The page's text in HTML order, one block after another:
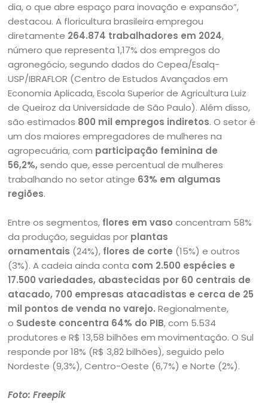
dia, o que abre espaço para inovação e expansão”,
destacou. A floricultura brasileira empregou
diretamente 264.874 trabalhadores em 2024,
número que representa 1,17% dos empregos do
agronegócio, segundo dados do Cepea/Esalq-
USP/IBRAFLOR (Centro de Estudos Avançados em
Economia Aplicada, Escola Superior de Agricultura Luiz
de Queiroz da Universidade de São Paulo). Além disso,
são estimados 800 mil empregos indiretos. O setor é
um dos maiores empregadores de mulheres na
agropecuária, com participação feminina de
56,2%, sendo que, esse percentual de mulheres
trabalhando no setor atinge 63% em algumas
regiões.
Entre os segmentos, flores em vaso concentram 58%
da produção, seguidas por plantas
ornamentais (24%), flores de corte (15%) e outros
(3%). A cadeia ainda conta com 2.500 espécies e
17.500 variedades, abastecidas por 60 centrais de
atacado, 700 empresas atacadistas e cerca de 25
mil pontos de venda no varejo.Regionalmente,
o Sudeste concentra 64% do PIB, com 5.534
produtores e R$ 13,58 bilhões em movimentação. O Sul
responde por 18% (R$ 3,82 bilhões), seguido pelo
Nordeste (9,3%), Centro-Oeste (6,7%) e Norte (2%).
Foto: Freepik